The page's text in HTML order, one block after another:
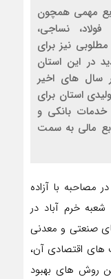
مهمی همچون
فولاد، نساجی،
نیز برای
در این استان
سال های اخیر
استان برای
خدمات بانکی و
مالی به سمت
مصاحبه با آزاده
خرم آباد در
صنعتی و معدنی
های اقتصادی آن،
روش های بهبود